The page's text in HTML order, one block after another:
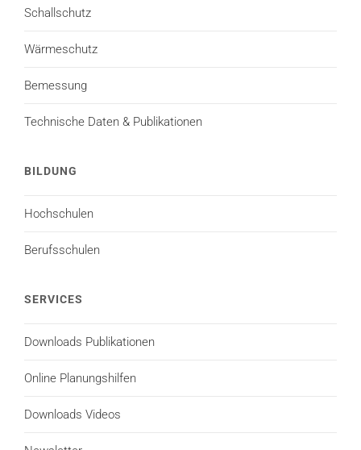
Schallschutz
Wärmeschutz
Bemessung
Technische Daten & Publikationen
BILDUNG
Hochschulen
Berufsschulen
SERVICES
Downloads Publikationen
Online Planungshilfen
Downloads Videos